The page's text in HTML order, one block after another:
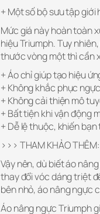
+ Một số bộ sưu tập
Mức giá này hoàn toàn
hiệu Triumph. Tuy
thước vòng một thì cần
+ Áo chỉ giúp tạo hiệu
+ Không khắc phục
+ Không cải thiện mô
+ Bất tiện khi vận động
+ Dễ lệ thuộc, khiến
>>> THAM KHẢO THÊM:
Vậy nên, dù biết áo
thay đổi vóc dáng triệt
bên nhỏ, áo nâng ngực
Áo nâng ngực Triumph